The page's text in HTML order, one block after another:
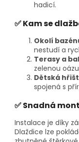
hadicí.
✅ Kam se
Okolí
nestudí a
Terasy a
zelenou
Dětská
spojená s
✅ Snadná
Instalace je díky
Dlaždice lze